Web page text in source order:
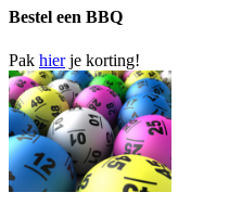
Bestel een BBQ
Pak hierje korting!